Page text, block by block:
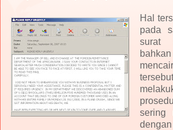
Hal
pada
surat
sering